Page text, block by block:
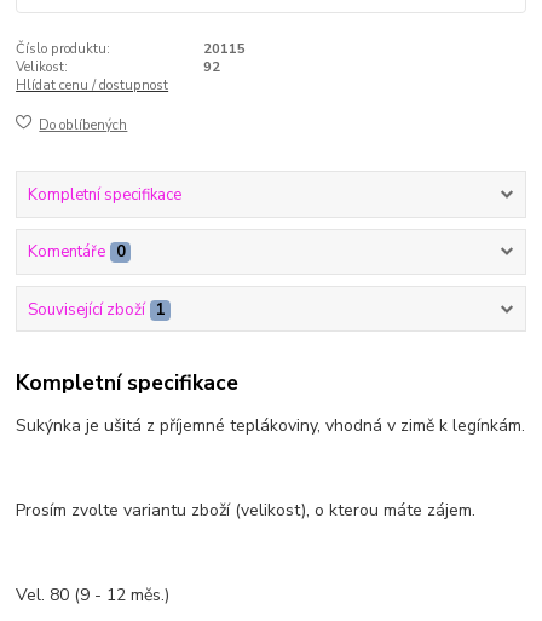
Číslo produktu:
20115
Velikost:
92
Hlídat cenu / dostupnost
Do oblíbených
Kompletní specifikace
Komentáře 0
Související zboží 1
Kompletní specifikace
Sukýnka je ušitá z příjemné teplákoviny, vhodná v zimě k legínkám.
Prosím zvolte variantu zboží (velikost), o kterou máte zájem.
Vel. 80 (9 - 12 měs.)